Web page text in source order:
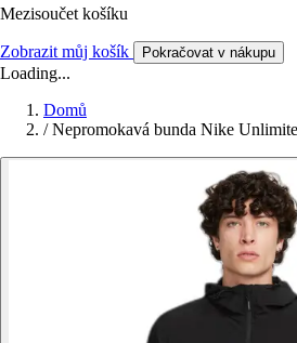
Mezisoučet košíku
Zobrazit můj košík Pokračovat v nákupu
Loading...
Domů
/ Nepromokavá bunda Nike